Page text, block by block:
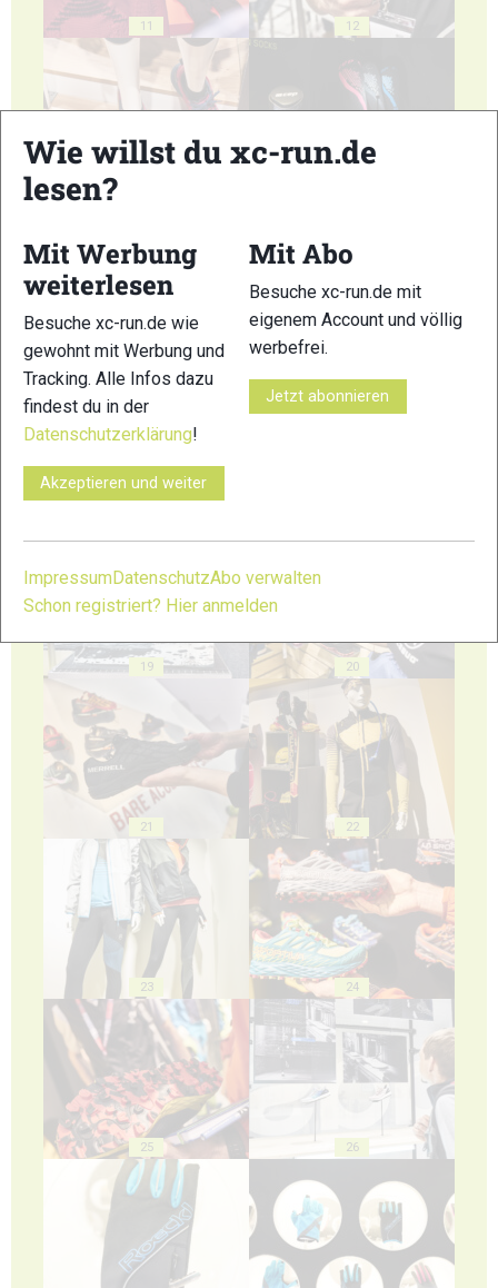
11 12
15
19 20
21 22
23 24
25 26
Wie willst du xc-run.de
lesen?
Mit Werbung
weiterlesen
Besuche xc-run.de wie
gewohnt mit Werbung und
Tracking. Alle Infos dazu
findest du in der
Datenschutzerklärung!
Akzeptieren und weiter
Mit Abo
Besuche xc-run.de mit
eigenem Account und völlig
werbefrei.
Jetzt abonnieren
ImpressumDatenschutzAbo verwalten
Schon registriert? Hier anmelden